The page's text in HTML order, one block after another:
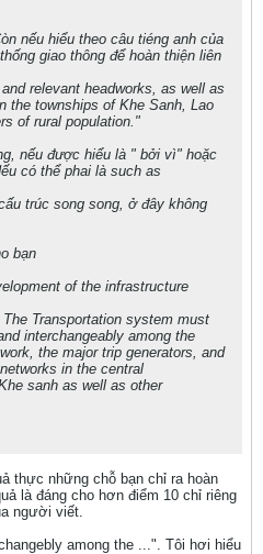
nếu hiểu theo câu tiéng anh của
giao thông để hoàn thiện liên
relevant headworks, as well as
the townships of Khe Sanh, Lao
of rural population."
nếu được hiểu là " bởi vì" hoặc
có thể phai là such as
trúc song song, ở đây không
bạn
of the infrastructure
Transportation system must
interchangeably among the
the major trip generators, and
in the central
sanh as well as other
thực những chỗ bạn chỉ ra hoàn
là đáng cho hơn điểm 10 chỉ riêng
người viết.
among the ...". Tôi hơi hiểu